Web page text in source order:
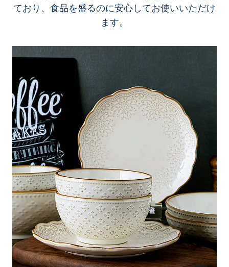
ており、食品を盛るのに安心してお使いいただけ
ます。